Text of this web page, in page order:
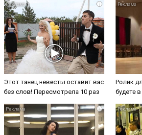
i
Этот танец невесты оставит вас
без слов! Пересмотрела 10 раз
Ролик
будете
i